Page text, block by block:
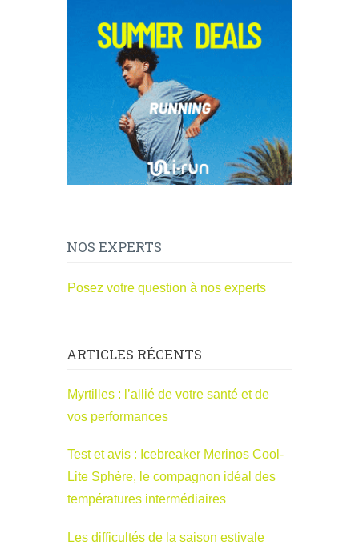
NOS EXPERTS
Posez votre question à nos experts
ARTICLES RÉCENTS
Myrtilles : l’allié de votre santé et de
vos performances
Test et avis : Icebreaker Merinos Cool-
Lite Sphère, le compagnon idéal des
températures intermédiaires
Les difficultés de la saison estivale